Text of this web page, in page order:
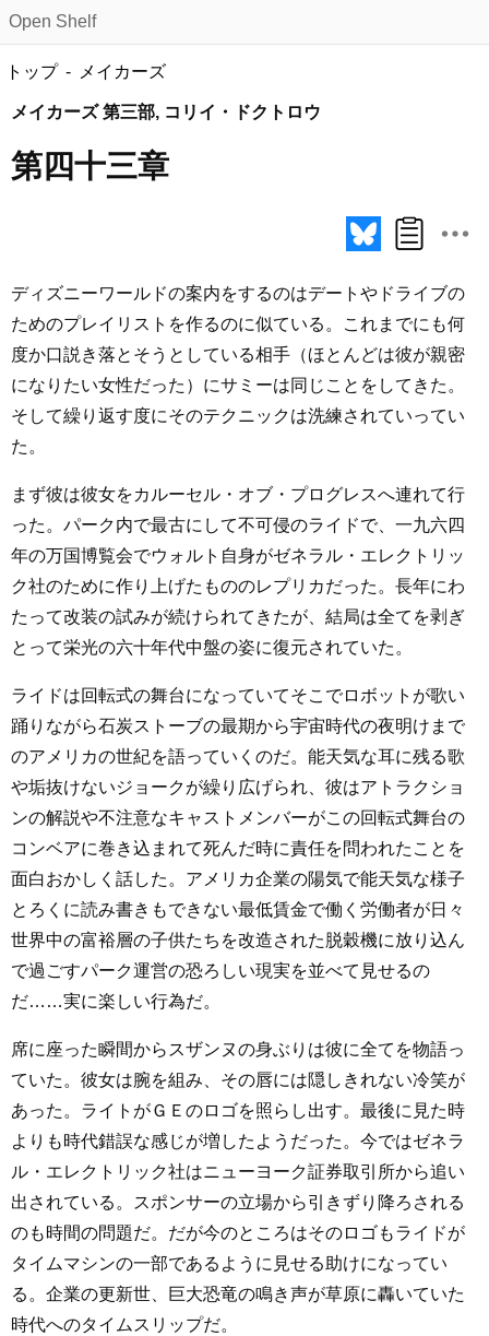
Open Shelf
トップ メイカーズ
メイカーズ 第三部, コリイ・ドクトロウ
第四十三章
ディズニーワールドの案内をするのはデートやドライブの
ためのプレイリストを作るのに似ている。これまでにも何
度か口説き落とそうとしている相手（ほとんどは彼が親密
になりたい女性だった）にサミーは同じことをしてきた。
そして繰り返す度にそのテクニックは洗練されていってい
た。
まず彼は彼女をカルーセル・オブ・プログレスへ連れて行
った。パーク内で最古にして不可侵のライドで、一九六四
年の万国博覧会でウォルト自身がゼネラル・エレクトリッ
ク社のために作り上げたもののレプリカだった。長年にわ
たって改装の試みが続けられてきたが、結局は全てを剥ぎ
とって栄光の六十年代中盤の姿に復元されていた。
ライドは回転式の舞台になっていてそこでロボットが歌い
踊りながら石炭ストーブの最期から宇宙時代の夜明けまで
のアメリカの世紀を語っていくのだ。能天気な耳に残る歌
や垢抜けないジョークが繰り広げられ、彼はアトラクショ
ンの解説や不注意なキャストメンバーがこの回転式舞台の
コンベアに巻き込まれて死んだ時に責任を問われたことを
面白おかしく話した。アメリカ企業の陽気で能天気な様子
とろくに読み書きもできない最低賃金で働く労働者が日々
世界中の富裕層の子供たちを改造された脱穀機に放り込ん
で過ごすパーク運営の恐ろしい現実を並べて見せるの
だ……実に楽しい行為だ。
席に座った瞬間からスザンヌの身ぶりは彼に全てを物語っ
ていた。彼女は腕を組み、その唇には隠しきれない冷笑が
あった。ライトがＧＥのロゴを照らし出す。最後に見た時
よりも時代錯誤な感じが増したようだった。今ではゼネラ
ル・エレクトリック社はニューヨーク証券取引所から追い
出されている。スポンサーの立場から引きずり降ろされる
のも時間の問題だ。だが今のところはそのロゴもライドが
タイムマシンの一部であるように見せる助けになってい
る。企業の更新世、巨大恐竜の鳴き声が草原に轟いていた
時代へのタイムスリップだ。